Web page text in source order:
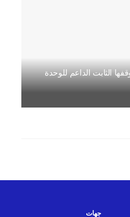
الثابت الداعم للوحدة
جهات